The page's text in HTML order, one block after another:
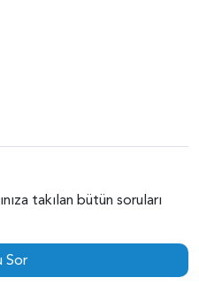
takılan bütün soruları
Sor